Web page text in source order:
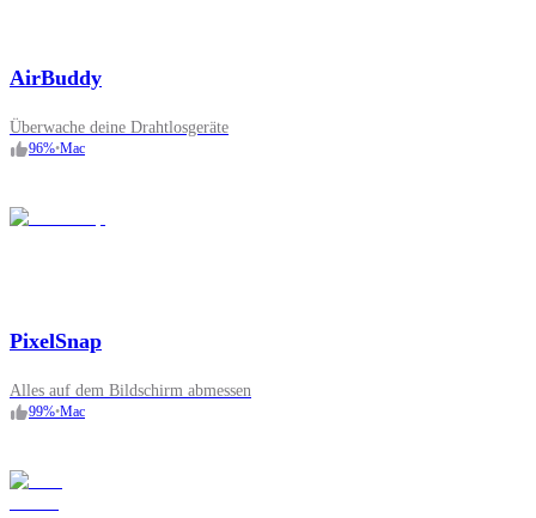
AirBuddy
Überwache deine Drahtlosgeräte
96%•Mac
PixelSnap
Alles auf dem Bildschirm abmessen
99%•Mac